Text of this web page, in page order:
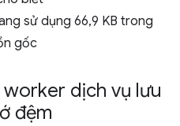
sử dụng 66,9 KB trong
gốc
dịch vụ lưu
đệm